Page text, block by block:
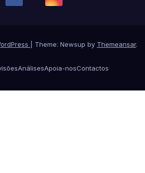
Theme: Newsup by Themeansar.
AnálisesApoia-nosContactos